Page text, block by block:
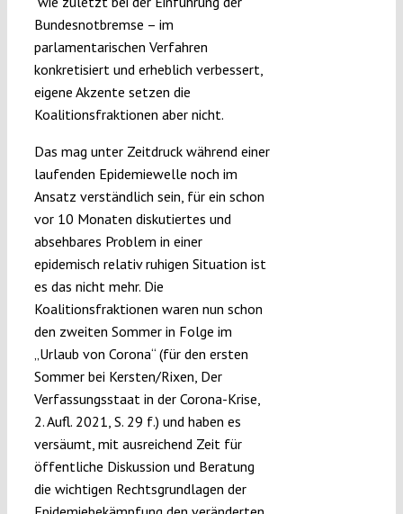
Bundesnotbremse – im
parlamentarischen Verfahren
konkretisiert und erheblich verbessert,
eigene Akzente setzen die
Koalitionsfraktionen aber nicht.
Das mag unter Zeitdruck während einer
laufenden Epidemiewelle noch im
Ansatz verständlich sein, für ein schon
vor 10 Monaten diskutiertes und
absehbares Problem in einer
epidemisch relativ ruhigen Situation ist
es das nicht mehr. Die
Koalitionsfraktionen waren nun schon
den zweiten Sommer in Folge im
„Urlaub von Corona“ (für den ersten
Sommer bei Kersten/Rixen, Der
Verfassungsstaat in der Corona-Krise,
2. Aufl. 2021, S. 29 f.) und haben es
versäumt, mit ausreichend Zeit für
öffentliche Diskussion und Beratung
die wichtigen Rechtsgrundlagen der